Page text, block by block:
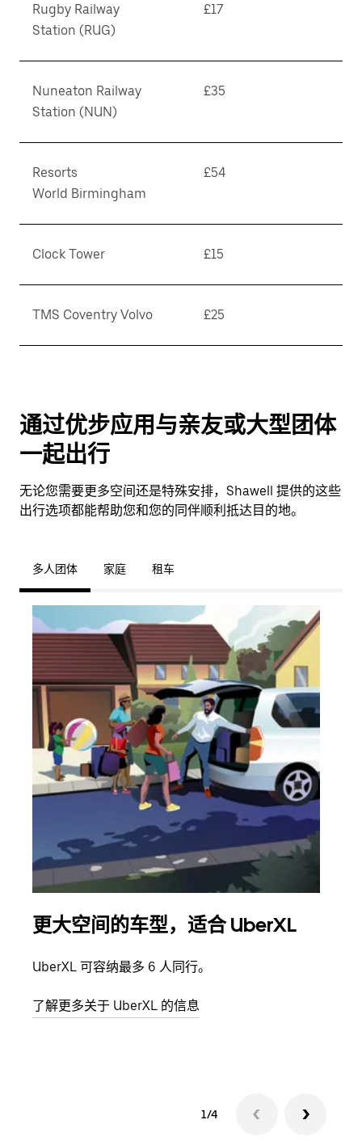
Rugby Railway
Station (RUG)
£17
Nuneaton Railway
Station (NUN)
£35
Resorts
World Birmingham
£54
Clock Tower £15
TMS Coventry Volvo £25
通过优步应用与亲友或大型团体
一起出行
无论您需要更多空间还是特殊安排，Shawell 提供的这些
出行选项都能帮助您和您的同伴顺利抵达目的地。
多人团体 家庭 租车
更大空间的车型，适合 UberXL
UberXL 可容纳最多 6 人同行。
了解更多关于 UberXL 的信息
1/4